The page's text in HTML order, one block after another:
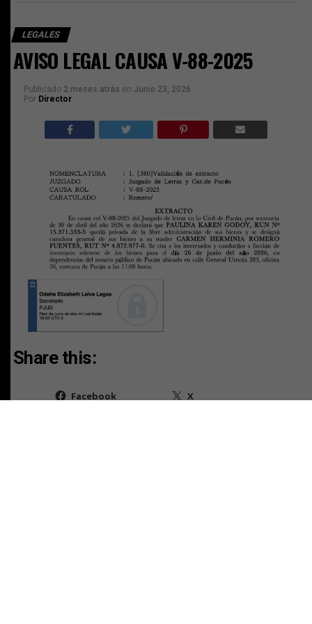
LEGALES
AVISO LEGAL CAUSA V-88-2025
Publicado 2 meses atrás en Junio 23, 2026
Por Director
Share this:
Facebook X